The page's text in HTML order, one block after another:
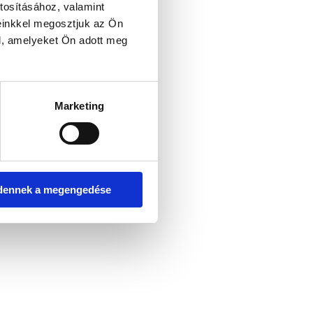
valamint
megosztjuk az Ön
amelyeket Ön adott meg
Marketing
a megengedése
console for more information)